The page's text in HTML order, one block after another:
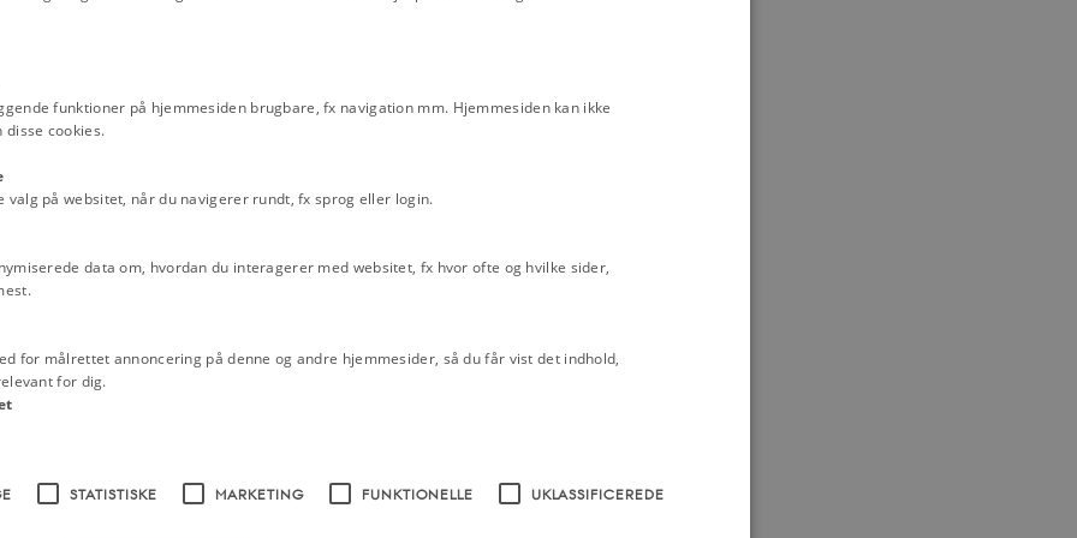
om Valdemars hær, da
fundmateriale, som kan henføres
muligvis fundet sted allerede
det andet slag fandt sted ved
kampen kan være foregået.
flankerne var dækket. Der var
linje antageligt blev stillet op i
affyret en eller flere byger af
soldater har haft rådighed over
i geledderne. Herefter har
stridsøkser har hugget bønderne
at de danske soldater
hovedet har gjort det af med
funktioner på hjemmesiden brugbare, fx navigation mm. Hjemmesiden kan ikke
disse cookies.
valg på websitet, når du navigerer rundt, fx sprog eller login.
data om, hvordan du interagerer med websitet, fx hvor ofte og hvilke sider,
for målrettet annoncering på denne og andre hjemmesider, så du får vist det indhold,
for dig.
STATISTISKE MARKETING FUNKTIONELLE UKLASSIFICEREDE